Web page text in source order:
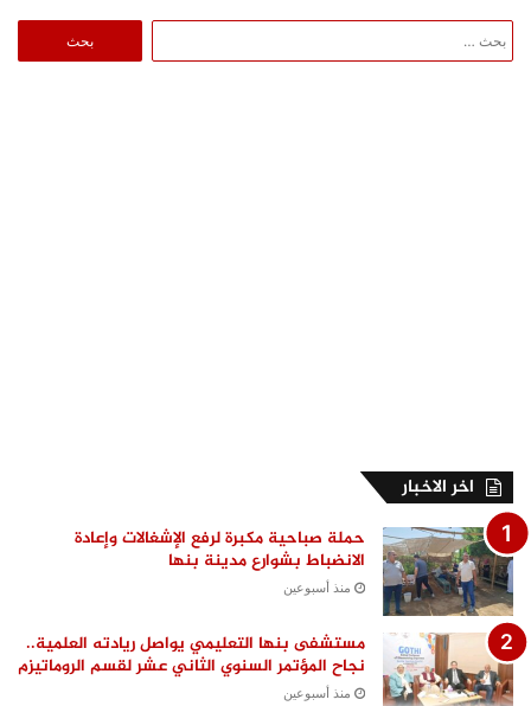
عن:
اخر الاخبار
حملة صباحية مكبرة لرفع الإشغالات وإعادة
الانضباط بشوارع مدينة بنها
منذ أسبوعين
مستشفى بنها التعليمي يواصل ريادته العلمية..
نجاح المؤتمر السنوي الثاني عشر لقسم الروماتيزم
منذ أسبوعين